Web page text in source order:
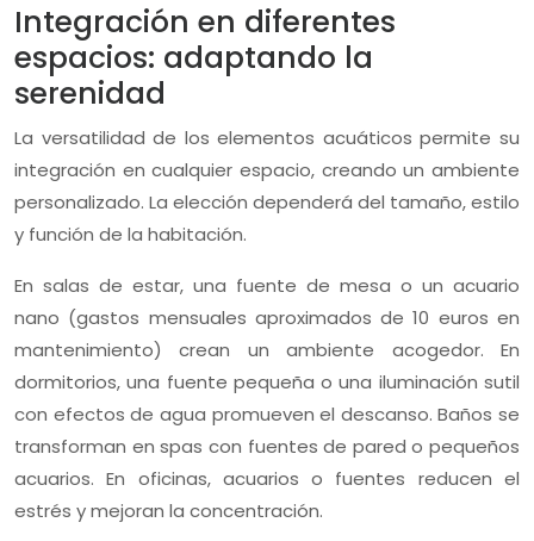
Integración en diferentes
espacios: adaptando la
serenidad
La versatilidad de los elementos acuáticos permite su
integración en cualquier espacio, creando un ambiente
personalizado. La elección dependerá del tamaño, estilo
y función de la habitación.
En salas de estar, una fuente de mesa o un acuario
nano (gastos mensuales aproximados de 10 euros en
mantenimiento) crean un ambiente acogedor. En
dormitorios, una fuente pequeña o una iluminación sutil
con efectos de agua promueven el descanso. Baños se
transforman en spas con fuentes de pared o pequeños
acuarios. En oficinas, acuarios o fuentes reducen el
estrés y mejoran la concentración.